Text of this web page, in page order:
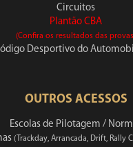
Circuitos
Plantão CBA
(Confira os resultados das
Desportivo do
OUTROS ACESSOS
Escolas de Pilotagem /
(Trackday, Arrancada, Drift, Rally